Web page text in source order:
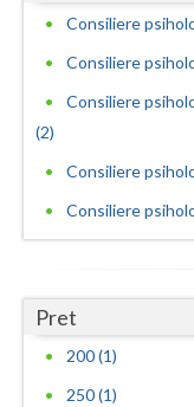
Prahova
Salaj
Satu-Mare
Suceava
Timis
Tulcea
Valcea
Consiliere
Consiliere
Consiliere
(2)
Consiliere
Consiliere
Dezvoltare
Educatie
Pret
200 (1)
250 (1)